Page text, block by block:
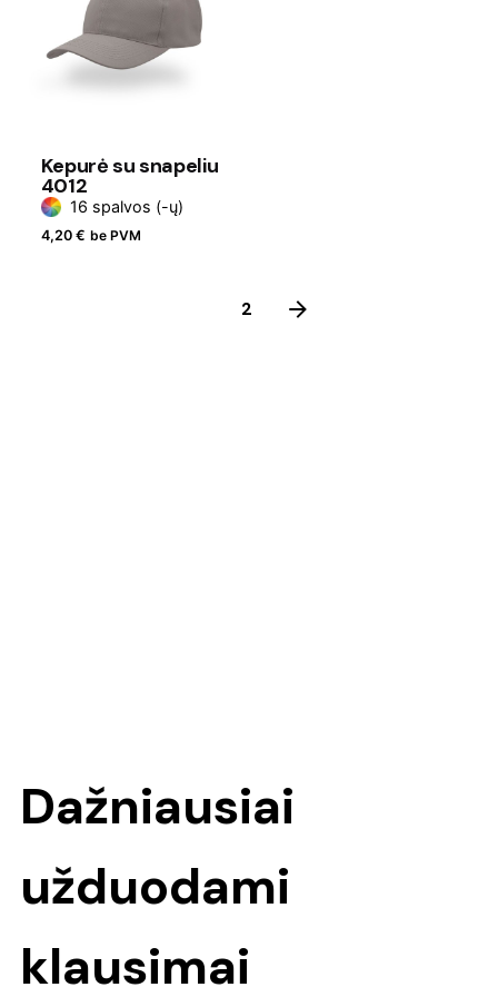
Kepurė su snapeliu
4012
16 spalvos (-ų)
4,20 € be PVM
2
Dažniausiai
užduodami
klausimai